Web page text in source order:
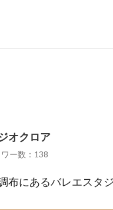
オクロア
ー数：138
布にあるバレエスタ